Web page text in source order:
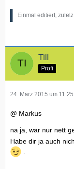
Einmal editiert,
Till
Profi
24. März 2015 um 11:25
@ Markus
na ja, war nur nett
Habe dir ja auch
.